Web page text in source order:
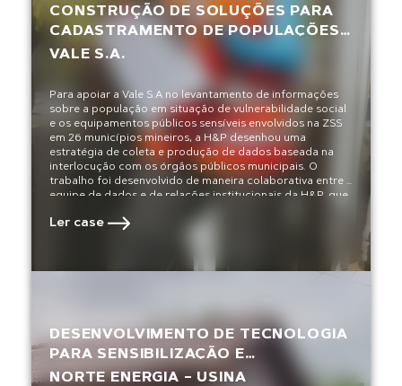
CONSTRUÇÃO DE SOLUÇÕES PARA
CADASTRAMENTO DE POPULAÇÕES
EM SITUAÇÃO DE VULNERABILIDADE
EM ZONAS DE SALVAMENTO
SECUNDÁRIO DE BARRAGENS DE
MINERAÇÃO
VALE S.A.
Para apoiar a Vale S.A no levantamento de informações
sobre a população em situação de vulnerabilidade social
e os equipamentos públicos sensíveis envolvidos na ZSS
em 26 municípios mineiros, a H&P desenhou uma
estratégia de coleta e produção de dados baseada na
interlocução com os órgãos públicos municipais. O
trabalho foi desenvolvido de maneira colaborativa entre a
equipe de dados e de relações institucionais da H&P, que
entregues ao cliente.
Ler case
DESENVOLVIMENTO DE TECNOLOGIA
PARA SENSIBILIZAÇÃO E
IDENTIFICAÇÃO DE COMUNIDADES
NORTE ENERGIA – USINA